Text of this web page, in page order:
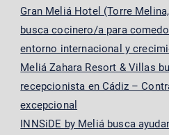
Gran Meliá Hotel (Torre
busca cocinero/a para
entorno internacional y
Meliá Zahara Resort & Villas
recepcionista en Cádiz –
excepcional
INNSiDE by Meliá busca